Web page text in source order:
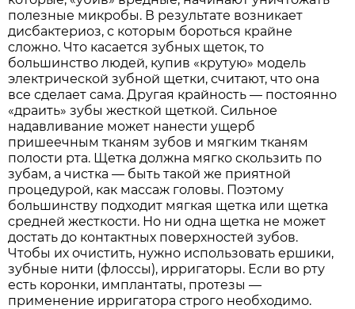
полезные микробы. В результате возникает
дисбактериоз, с которым бороться крайне
сложно. Что касается зубных щеток, то
большинство людей, купив «крутую» модель
электрической зубной щетки, считают, что она
все сделает сама. Другая крайность — постоянно
«драить» зубы жесткой щеткой. Сильное
надавливание может нанести ущерб
пришеечным тканям зубов и мягким тканям
полости рта. Щетка должна мягко скользить по
зубам, а чистка — быть такой же приятной
процедурой, как массаж головы. Поэтому
большинству подходит мягкая щетка или щетка
средней жесткости. Но ни одна щетка не может
достать до контактных поверхностей зубов.
Чтобы их очистить, нужно использовать ершики,
зубные нити (флоссы), ирригаторы. Если во рту
есть коронки, имплантаты, протезы —
применение ирригатора строго необходимо.